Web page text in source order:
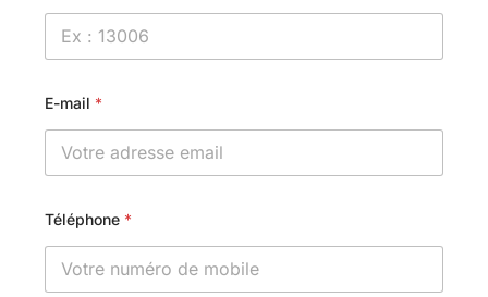
E-mail *
Téléphone *